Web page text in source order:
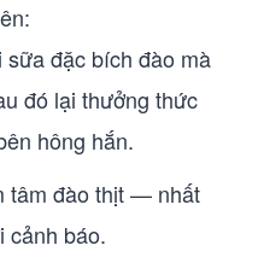
đặc bích đào mà
đó lại thưởng thức
hông hắn.
tâm đào thịt — nhất
cảnh báo.